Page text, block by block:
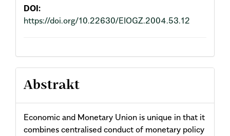
DOI:
https://doi.org/10.22630/EIOGZ.2004.53.12
Abstrakt
Economic and Monetary Union is unique in that it
combines centralised conduct of monetary policy